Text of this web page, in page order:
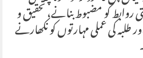
روابط کو مضبوط بنانے، تحقیق و
طلبہ کی عملی مہارتوں کو نکھارنے